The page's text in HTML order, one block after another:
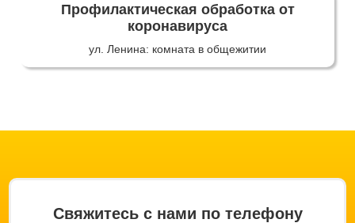
Профилактическая обработка от
коронавируса
ул. Ленина: комната в общежитии
Свяжитесь с нами по телефону